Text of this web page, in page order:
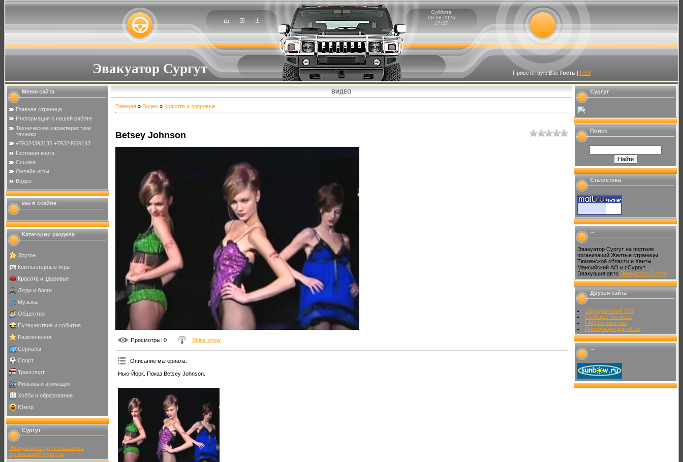
Эвакуатор Сургут
Суббота
08.08.2026
17:27
Приветствую Вас Гость| RSS
Меню сайта
Главная страница
Информация о нашей работе
Технические характеристики
техники
+79324393135 +79324069143
Гостевая книга
Ссылки
Онлайн игры
Видео
мы в скайпе
Категории раздела
Другое
Компьютерные игры
Красота и здоровье
Люди и блоги
Музыка
Общество
Путешествия и события
Развлечения
Сериалы
Спорт
Транспорт
Фильмы и анимация
Хобби и образование
Юмор
Сургут
Эвакуатор Сургут в каталоге
организаций Сургута
ВИДЕО
Главная » Видео » Красота и здоровье
Betsey Johnson
Просмотры: 0 Shine show
Описание материала:
Нью-Йорк. Показ Betsey Johnson.
Сургут
Поиск
Статистика
...
Эвакуатор Сургут на портале
организаций Желтые страницы
Тюменской области и Ханты
Мансийский АО и г.Сургут
Эвакуация авто Эвакуатор Сургут.
Друзья сайта
Официальный блог
Сообщество uCoz
FAQ по системе
Инструкции для uCoz
...